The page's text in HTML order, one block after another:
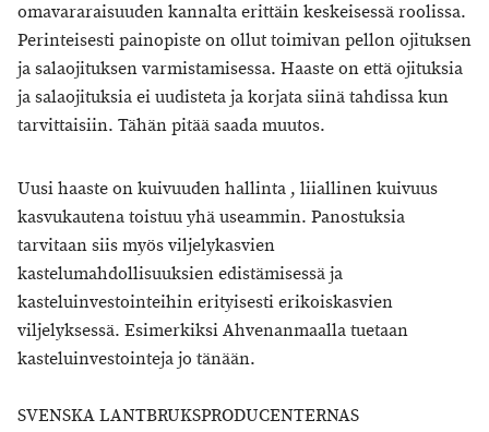
omavararaisuuden kannalta erittäin keskeisessä roolissa.
Perinteisesti painopiste on ollut toimivan pellon ojituksen
ja salaojituksen varmistamisessa. Haaste on että ojituksia
ja salaojituksia ei uudisteta ja korjata siinä tahdissa kun
tarvittaisiin. Tähän pitää saada muutos.
Uusi haaste on kuivuuden hallinta , liiallinen kuivuus
kasvukautena toistuu yhä useammin. Panostuksia
tarvitaan siis myös viljelykasvien
kastelumahdollisuuksien edistämisessä ja
kasteluinvestointeihin erityisesti erikoiskasvien
viljelyksessä. Esimerkiksi Ahvenanmaalla tuetaan
kasteluinvestointeja jo tänään.
SVENSKA LANTBRUKSPRODUCENTERNAS